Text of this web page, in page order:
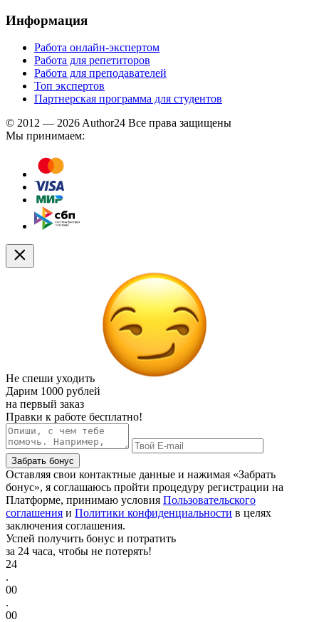
Информация
Работа онлайн-экспертом
Работа для репетиторов
Работа для преподавателей
Топ экспертов
Партнерская программа для студентов
© 2012 — 2026 Author24 Все права защищены
Мы принимаем:
Не спеши уходить
Дарим 1000 рублей
на первый заказ
Правки к работе бесплатно!
Забрать бонус
Оставляя свои контактные данные и нажимая «Забрать
бонус», я соглашаюсь пройти процедуру регистрации на
Платформе, принимаю условия Пользовательского
соглашения и Политики конфиденциальности в целях
заключения соглашения.
Успей получить бонус и потратить
за 24 часа, чтобы не потерять!
24
.
00
.
00